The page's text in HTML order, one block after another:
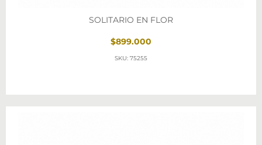
SOLITARIO EN FLOR
$899.000
SKU: 75255